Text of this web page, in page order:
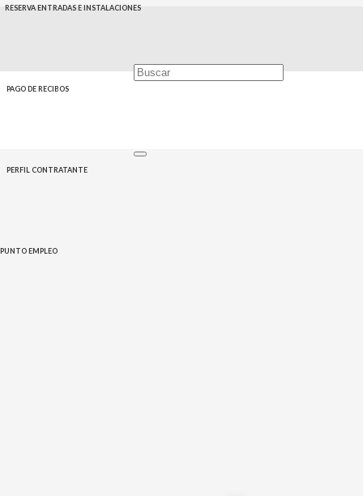
RESERVA ENTRADAS E INSTALACIONES
PAGO DE RECIBOS
PERFIL CONTRATANTE
PUNTO EMPLEO